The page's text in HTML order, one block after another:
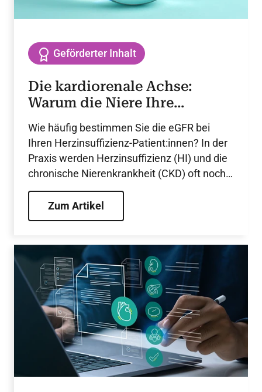
Geförderter Inhalt
Die kardiorenale Achse:
Warum die Niere Ihre
Aufmerksamkeit braucht
Wie häufig bestimmen Sie die eGFR bei
Ihren Herzinsuffizienz-Patient:innen? In der
Praxis werden Herzinsuffizienz (HI) und die
chronische Nierenkrankheit (CKD) oft noch
als getrennte Krankheitsbilder therapiert.
Doch die Pathophysiologie zeigt: Herz und
Niere agieren als kardiorenales System.
frühzeitige, ganzheitliche Therapie mit
SGLT2-Hemmern nicht nur die
kardiovaskuläre Mortalität oder
Hospitalisierungen aufgrund von HI
signifikant senken kann, sondern auch die
Progression der CKD effektiv verlangsamt.
Zum Artikel